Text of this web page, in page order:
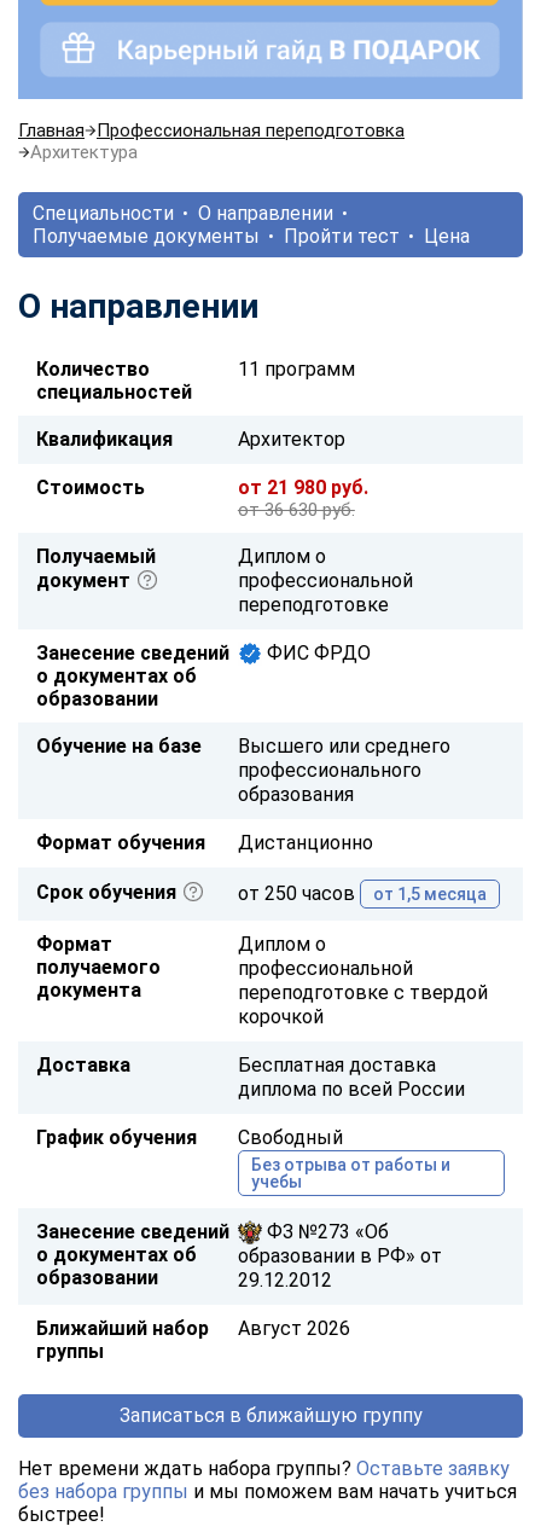
Главная
Профессиональная переподготовка
Архитектура
Специальности
О направлении
Получаемые документы
Пройти тест Цена
О направлении
Количество
специальностей
11 программ
Квалификация Архитектор
Стоимость от 21 980 руб.
от 36 630 руб.
Получаемый
документ
Диплом о
профессиональной
переподготовке
Занесение сведений
о документах об
образовании
ФИС ФРДО
Обучение на базе
Высшего или среднего
профессионального
образования
Формат обучения Дистанционно
Срок обучения от 250 часов от 1,5 месяца
Формат
получаемого
документа
Диплом о
профессиональной
переподготовке с твердой
корочкой
Доставка
Бесплатная доставка
диплома по всей России
График обучения Свободный
Без отрыва от работы и
учебы
Занесение сведений
о документах об
образовании
ФЗ №273 «Об
образовании в РФ» от
29.12.2012
Ближайший набор
группы
Август 2026
Записаться в ближайшую группу
Нет времени ждать набора группы? Оставьте заявку
без набора группы и мы поможем вам начать учиться
быстрее!